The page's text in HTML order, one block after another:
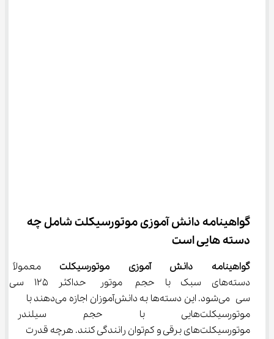
گواهینامه دانش آموزی موتورسیکلت شامل چه
دسته‌ هایی است
گواهینامه دانش آموزی موتورسیکلت معمولاً
دسته‌های سبک با حجم موتور حداکثر ۱۲۵ سی
سی می‌شود. این دسته‌ها به دانش‌آموزان اجازه می‌دهند با
موتورسیکلت‌هایی با حجم
موتورسیکلت‌های برقی و کم‌توان رانندگی کنند. هرچه قدرت